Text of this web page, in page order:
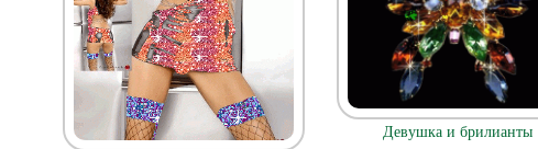
Девушка и брилианты